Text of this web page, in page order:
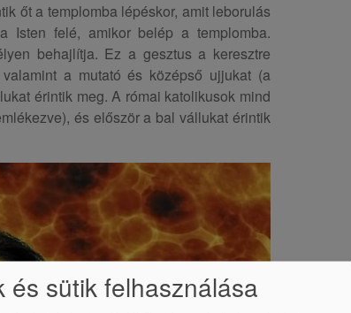
őt a templomba lépéskor, amit leborulás
Isten felé, amikor belép a templomba.
behajlítja. Ez a gesztus a keresztre
a mutató és középső ujjukat (a
érintik meg. A római katolikusok mind
és először a bal vállukat érintik
és sütik felhasználása